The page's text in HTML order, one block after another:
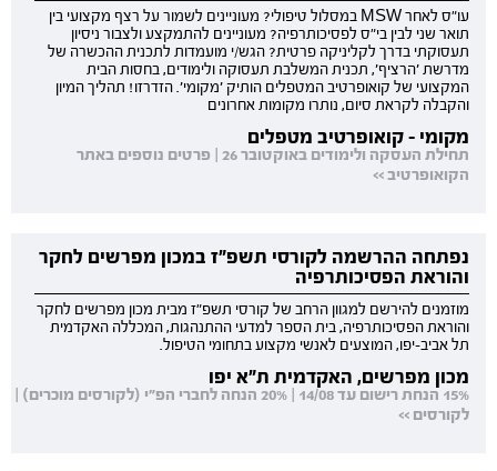
עו"ס לאחר MSW במסלול טיפולי? מעוניינים לשמור על רצף מקצועי בין
תואר שני לבין בי"ס לפסיכותרפיה? מעוניינים להתמקצע ולצבור ניסיון
תעסוקתי בדרך לקליניקה פרטית? הגש/י מועמדות לתכנית ההכשרה של
מדרשת 'הרציף', תכנית המשלבת תעסוקה ולימודים, בחסות הבית
המקצועי של קואופרטיב המטפלים הותיק 'מקומי'. הזדרזו! תהליך המיון
והקבלה לקראת סיום, נותרו מקומות אחרונים
מקומי - קואופרטיב מטפלים
תחילת העסקה ולימודים באוקטובר 26 | פרטים נוספים באתר
הקואופרטיב >>
נפתחה ההרשמה לקורסי תשפ"ז במכון מפרשים לחקר
והוראת הפסיכותרפיה
מוזמנים להירשם למגוון הרחב של קורסי תשפ"ז מבית מכון מפרשים לחקר
והוראת הפסיכותרפיה, בית הספר למדעי ההתנהגות, המכללה האקדמית
תל אביב-יפו, המוצעים לאנשי מקצוע בתחומי הטיפול.
מכון מפרשים, האקדמית ת"א יפו
15% הנחת רישום עד 14/08 | 20% הנחה לחברי הפ"י (לקורסים מוכרים) |
לקורסים >>